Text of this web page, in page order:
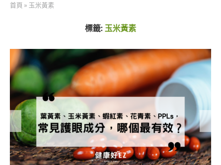
首頁 » 玉米黃素
標籤:玉米黃素